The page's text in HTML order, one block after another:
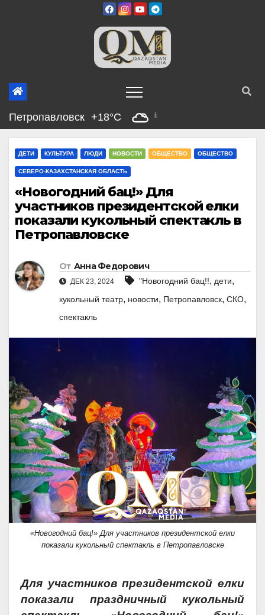
Петропавловск +18°C
ДЕТИ КУЛЬТУРА ЛЮДИ НОВОСТИ ОБЩЕСТВО ОБЩЕСТВО
СЕВЕРО-КАЗАХСТАНСКАЯ ОБЛАСТЬ
«Новогодний бац!» Для
участников президентской елки
показали кукольный спектакль в
Петропавловске
От Анна Федорович
ДЕК 23, 2024 "Новогодний бац!!, дети,
кукольный театр, новости, Петропавловск, СКО,
спектакль
«Новогодний бац!» Для участников президентской елки
показали кукольный спектакль в Петропавловске
Для участников президентской елки
показали праздничный кукольный